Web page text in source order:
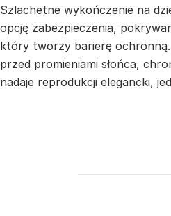
Szlachetne wykończenie na
opcję zabezpieczenia,
który tworzy barierę
przed promieniami słońca,
nadaje reprodukcji elegancki,